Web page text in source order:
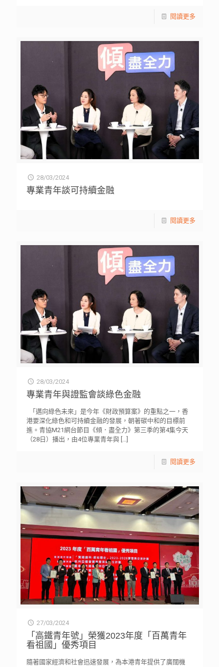
閱讀更多
28/03/2024
專業青年談可持續金融
閱讀更多
28/03/2024
專業青年與證監會談綠色金融
「邁向綠色未來」是今年《財政預算案》的重點之一，香
港要深化綠色和可持續金融的發展，朝著碳中和的目標前
進。青協M21網台節目《傾．盡全力》第三季的第4集今天
（28日）播出，由4位專業青年與[…]
閱讀更多
27/03/2024
「高鐵青年號」榮獲2023年度「百萬青年
看祖國」優秀項目
隨著國家經濟和社會迅速發展，為本港青年提供了廣闊機